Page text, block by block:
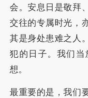
会。安息日是敬拜
交往的专属时光，
其是身处患难之人
犯的日子。我们
想。
最重要的是，我们